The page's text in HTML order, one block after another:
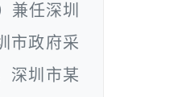
兼任深圳
市政府采
深圳市某